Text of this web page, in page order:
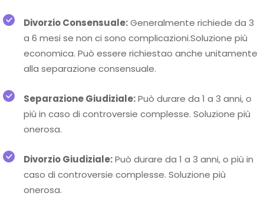
Divorzio Consensuale:Generalmente richiede da 3
a 6 mesi se non ci sono complicazioni.Soluzione più
economica. Può essere richiestao anche unitamente
alla separazione consensuale.
Separazione Giudiziale:Può durare da 1 a 3 anni, o
più in caso di controversie complesse. Soluzione più
onerosa.
Divorzio Giudiziale:Può durare da 1 a 3 anni, o più in
caso di controversie complesse. Soluzione più
onerosa.